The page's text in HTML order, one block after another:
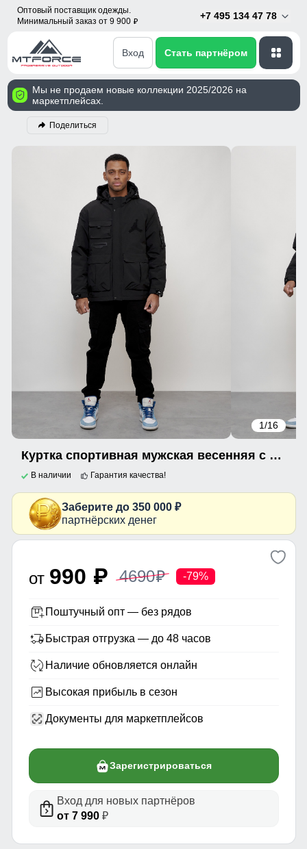
Оптовый поставщик одежды.
Минимальный заказ от 9 900 p
+7 495 134 47 78
Вход Стать партнёром
Мы не продаем новые коллекции 2025/2026 на
маркетплейсах.
Поделиться
1/16
Куртка спортивная мужская весенняя с капюшоном черного цвета 705Ch
В наличии Гарантия качества!
Заберите до 350 000 ₽
партнёрских денег
от 990 p 4690p -79%
Поштучный опт — без рядов
Быстрая отгрузка — до 48 часов
Наличие обновляется онлайн
Высокая прибыль в сезон
Документы для маркетплейсов
Зарегистрироваться
Вход для новых партнёров
от 7 990₽